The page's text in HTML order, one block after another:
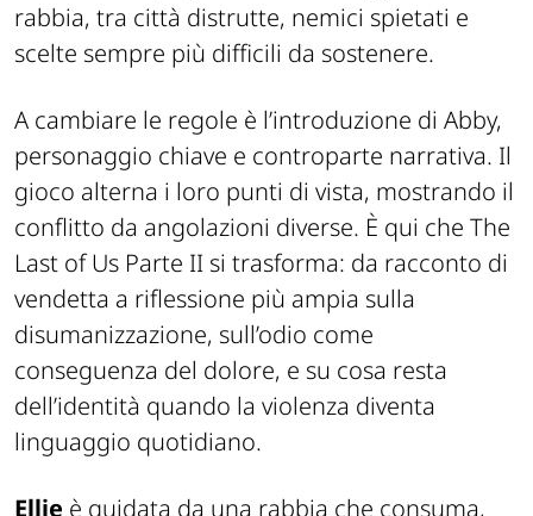
rabbia, tra città distrutte, nemici spietati e
scelte sempre più difficili da sostenere.
A cambiare le regole è l’introduzione di Abby,
personaggio chiave e controparte narrativa. Il
gioco alterna i loro punti di vista, mostrando il
conflitto da angolazioni diverse. È qui che The
Last of Us Parte II si trasforma: da racconto di
vendetta a riflessione più ampia sulla
disumanizzazione, sull’odio come
conseguenza del dolore, e su cosa resta
dell’identità quando la violenza diventa
linguaggio quotidiano.
Ellie è guidata da una rabbia che consuma,